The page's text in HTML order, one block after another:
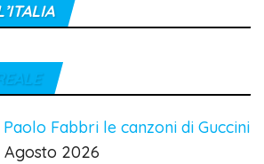
Fabbri le canzoni di Guccini
Agosto 2026